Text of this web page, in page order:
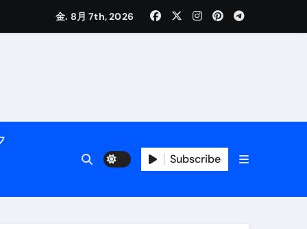
説
金. 8月 7th, 2026
Subscribe